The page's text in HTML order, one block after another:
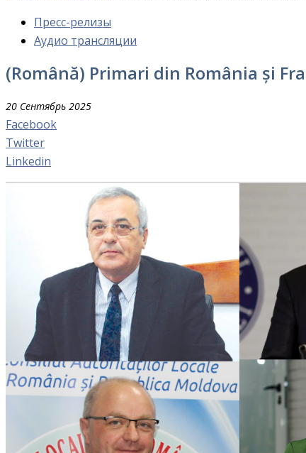
Пресс-релизы
Аудио трансляции
(Română) Primari din România și
20 Сентябрь 2025
Facebook
Twitter
Linkedin